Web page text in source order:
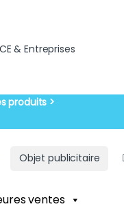
Objet publicitaire
ventes